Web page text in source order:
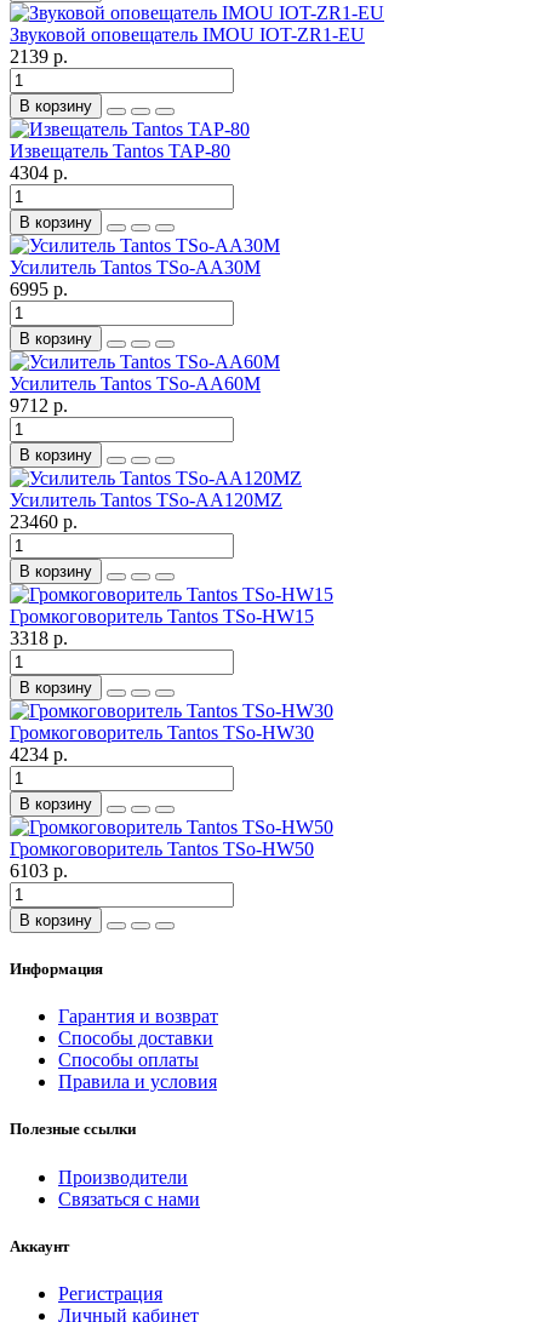
Звуковой оповещатель IMOU IOT-ZR1-EU
2139 р.
В корзину
Извещатель Tantos TAP-80
4304 р.
В корзину
Усилитель Tantos TSo-AA30M
6995 р.
В корзину
Усилитель Tantos TSo-AA60M
9712 р.
В корзину
Усилитель Tantos TSo-AA120MZ
23460 р.
В корзину
Громкоговоритель Tantos TSo-HW15
3318 р.
В корзину
Громкоговоритель Tantos TSo-HW30
4234 р.
В корзину
Громкоговоритель Tantos TSo-HW50
6103 р.
В корзину
Информация
Гарантия и возврат
Способы доставки
Способы оплаты
Правила и условия
Полезные ссылки
Производители
Связаться с нами
Аккаунт
Регистрация
Личный кабинет